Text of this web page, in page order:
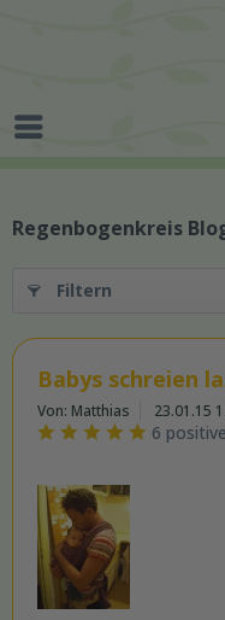
Regenbogenkreis
Filtern
Babys schreien
Von: Matthias 23.01.15
6